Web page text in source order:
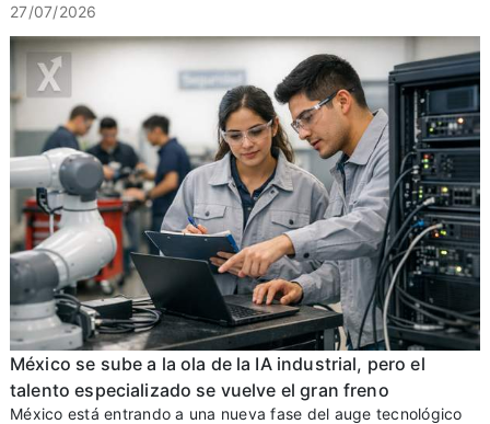
27/07/2026
México se sube a la ola de la IA industrial, pero el
talento especializado se vuelve el gran freno
México está entrando a una nueva fase del auge tecnológico